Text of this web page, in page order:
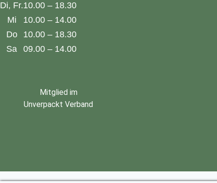
Di, Fr.
Mi
Do
Sa
10.00 – 18.30
10.00 – 14.00
10.00 – 18.30
09.00 – 14.00
Mitglied im
Unverpackt Verband